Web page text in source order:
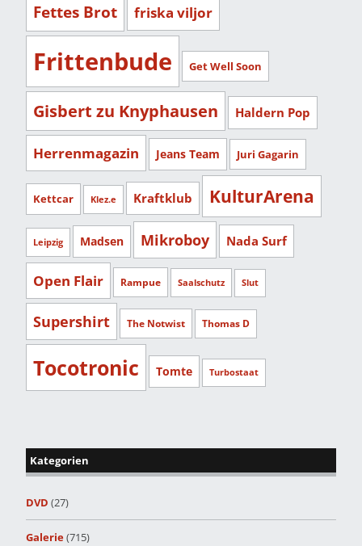
Fettes Brot friska viljor
Frittenbude Get Well Soon
Gisbert zu Knyphausen Haldern Pop
Herrenmagazin Jeans Team Juri Gagarin
Kettcar Klez.e Kraftklub KulturArena
Leipzig Madsen Mikroboy Nada Surf
Open Flair Rampue Saalschutz Slut
Supershirt The Notwist Thomas D
Tocotronic Tomte Turbostaat
Kategorien
DVD (27)
Galerie(715)